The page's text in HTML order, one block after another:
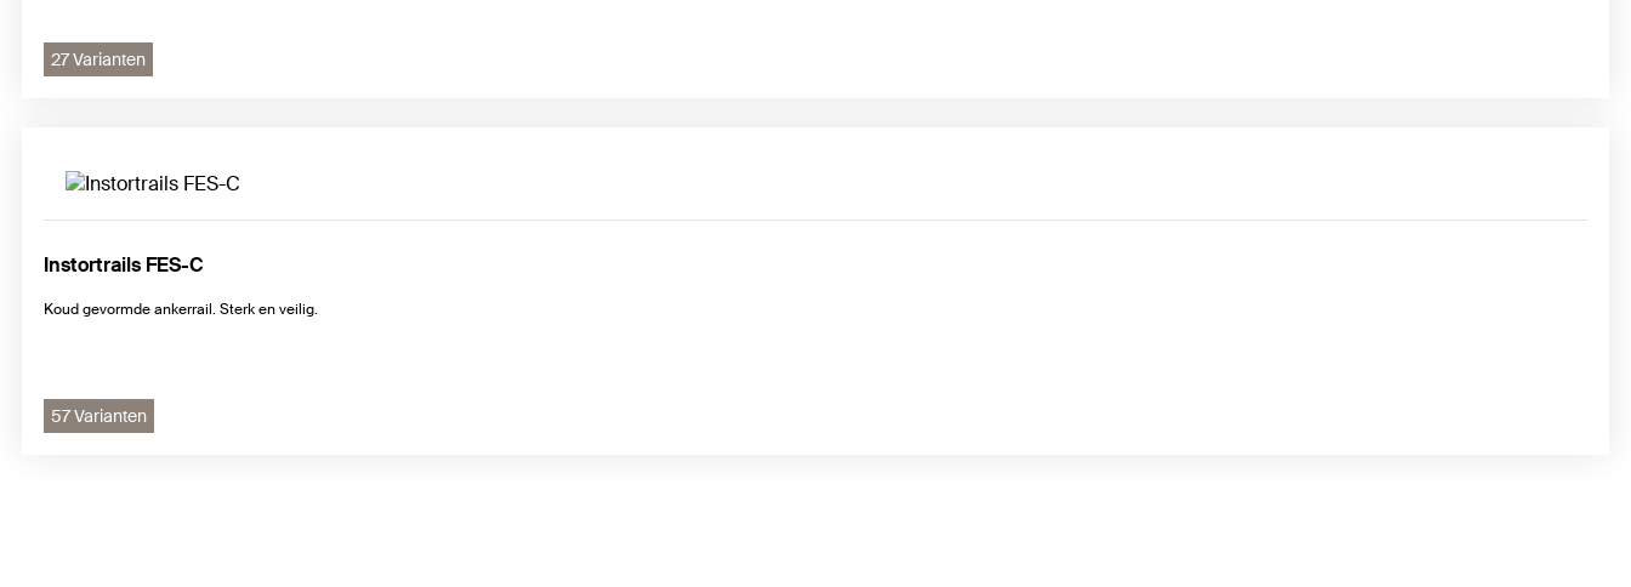
27 Varianten
Instortrails FES-C
Koud gevormde ankerrail. Sterk en veilig.
57 Varianten